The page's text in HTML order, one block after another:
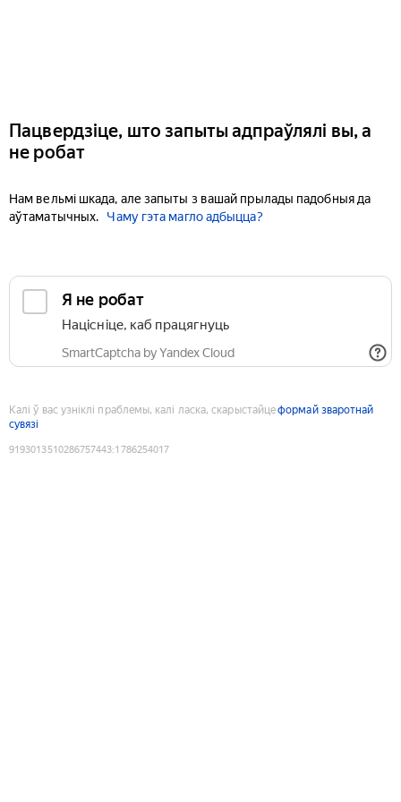
Пацвердзіце, што запыты адпраўлялі вы, а
не робат
Нам вельмі шкада, але запыты з вашай прылады падобныя да
аўтаматычных.
Чаму гэта магло адбыцца?
Я не робат
Націсніце, каб працягнуць
SmartCaptcha by Yandex Cloud
Калі ў вас узніклі праблемы, калі ласка, скарыстайцеформай зваротнай
сувязі
9193013510286757443:1786254017